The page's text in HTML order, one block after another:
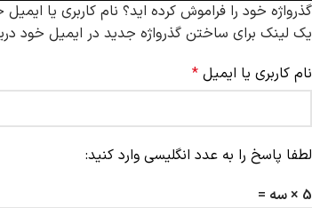
گذرواژه خود را فراموش کرده اید؟ نام کاربری یا ایمیل
یک لینک برای ساختن گذرواژه جدید در ایمیل خود
نام کاربری یا ایمیل *
لطفا پاسخ را به عدد انگلیسی وارد کنید:
5 × سه =